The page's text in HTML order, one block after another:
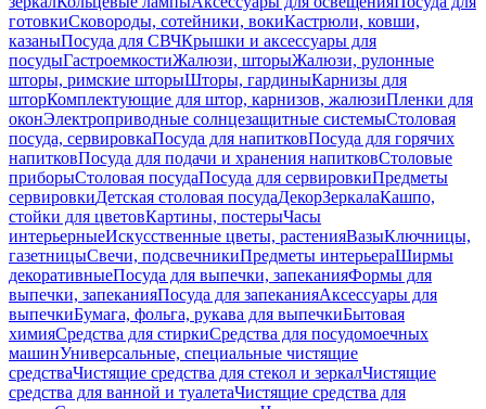
готовкиСковороды, сотейники, вокиКастрюли, ковши,
казаныПосуда для СВЧКрышки и аксессуары для
посудыГастроемкостиЖалюзи, шторыЖалюзи, рулонные
шторы, римские шторыШторы, гардиныКарнизы для
шторКомплектующие для штор, карнизов, жалюзиПленки для
оконЭлектроприводные солнцезащитные системыСтоловая
посуда, сервировкаПосуда для напитковПосуда для горячих
напитковПосуда для подачи и хранения напитковСтоловые
приборыСтоловая посудаПосуда для сервировкиПредметы
сервировкиДетская столовая посудаДекорЗеркалаКашпо,
стойки для цветовКартины, постерыЧасы
интерьерныеИскусственные цветы, растенияВазыКлючницы,
газетницыСвечи, подсвечникиПредметы интерьераШирмы
декоративныеПосуда для выпечки, запеканияФормы для
выпечки, запеканияПосуда для запеканияАксессуары для
выпечкиБумага, фольга, рукава для выпечкиБытовая
химияСредства для стиркиСредства для посудомоечных
машинУниверсальные, специальные чистящие
средстваЧистящие средства для стекол и зеркалЧистящие
средства для ванной и туалетаЧистящие средства для